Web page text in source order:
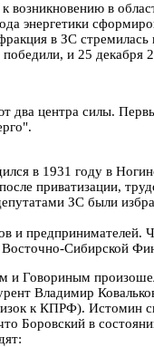
возникновению в
энергетики
в ЗС
и 25 декабря
два центра силы.
в 1931 гoдy в
приватизации,
ЗС были
предпринимателей.
Сибирской
Говориным
Владимир
к КПРФ). Истомин
Боровский в